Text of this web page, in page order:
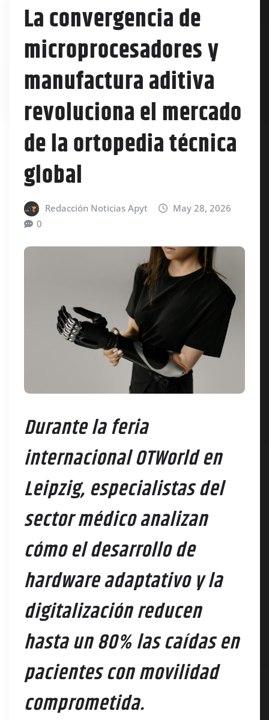
La convergencia de
microprocesadores y
manufactura aditiva
revoluciona el mercado
de la ortopedia técnica
global
Redacción Noticias Apyt
May 28, 2026
0
Durante la feria
internacional OTWorld en
Leipzig, especialistas del
sector médico analizan
cómo el desarrollo de
hardware adaptativo y la
digitalización reducen
hasta un 80% las caídas en
pacientes con movilidad
comprometida.